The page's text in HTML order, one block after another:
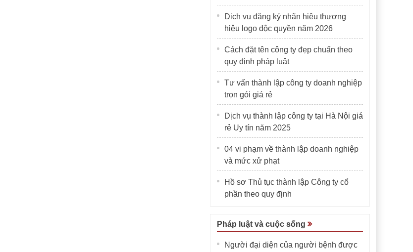
Dịch vụ đăng ký nhãn hiệu thương
hiệu logo độc quyền năm 2026
Cách đặt tên công ty đẹp chuẩn theo
quy định pháp luật
Tư vấn thành lập công ty doanh nghiệp
trọn gói giá rẻ
Dịch vụ thành lập công ty tại Hà Nội giá
rẻ Uy tín năm 2025
04 vi phạm về thành lập doanh nghiệp
và mức xử phạt
Hồ sơ Thủ tục thành lập Công ty cổ
phần theo quy định
Pháp luật và cuộc sống
Người đại diện của người bệnh được